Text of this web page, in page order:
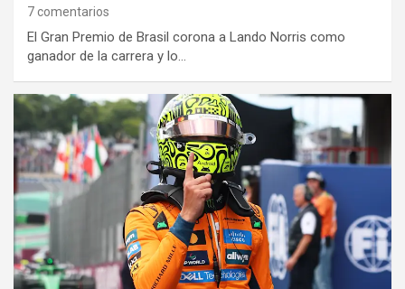
7 comentarios
El Gran Premio de Brasil corona a Lando Norris como
ganador de la carrera y lo…